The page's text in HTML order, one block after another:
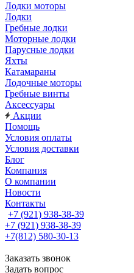
Лодки моторы
Лодки
Гребные лодки
Моторные лодки
Парусные лодки
Яхты
Катамараны
Лодочные моторы
Гребные винты
Аксессуары
Акции
Помощь
Условия оплаты
Условия доставки
Блог
Компания
О компании
Новости
Контакты
+7 (921) 938-38-39
+7 (921) 938-38-39
+7(812) 580-30-13
Заказать звонок
Задать вопрос